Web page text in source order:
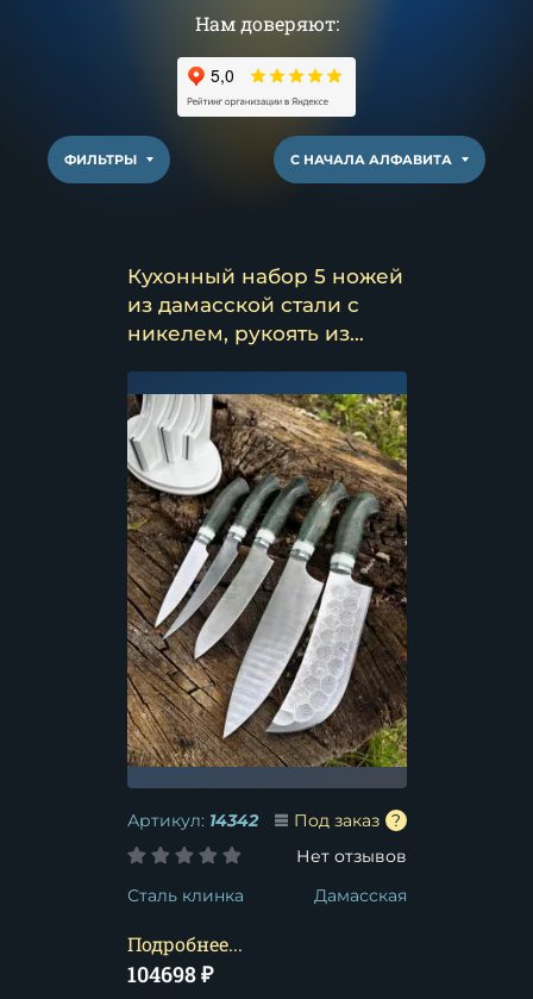
Нам доверяют:
ФИЛЬТРЫ С НАЧАЛА АЛФАВИТА
Кухонный набор 5 ножей
из дамасской стали с
никелем, рукоять из
зеленой и подставка
Артикул: 14342
Под заказ
Нет отзывов
Сталь клинка
Дамасская
Подробнее...
104698₽